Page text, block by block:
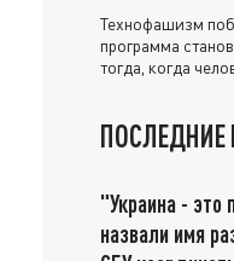
Технофашизм
программа
тогда, когда
ПОСЛЕДНИЕ
"Украина - это
назвали имя